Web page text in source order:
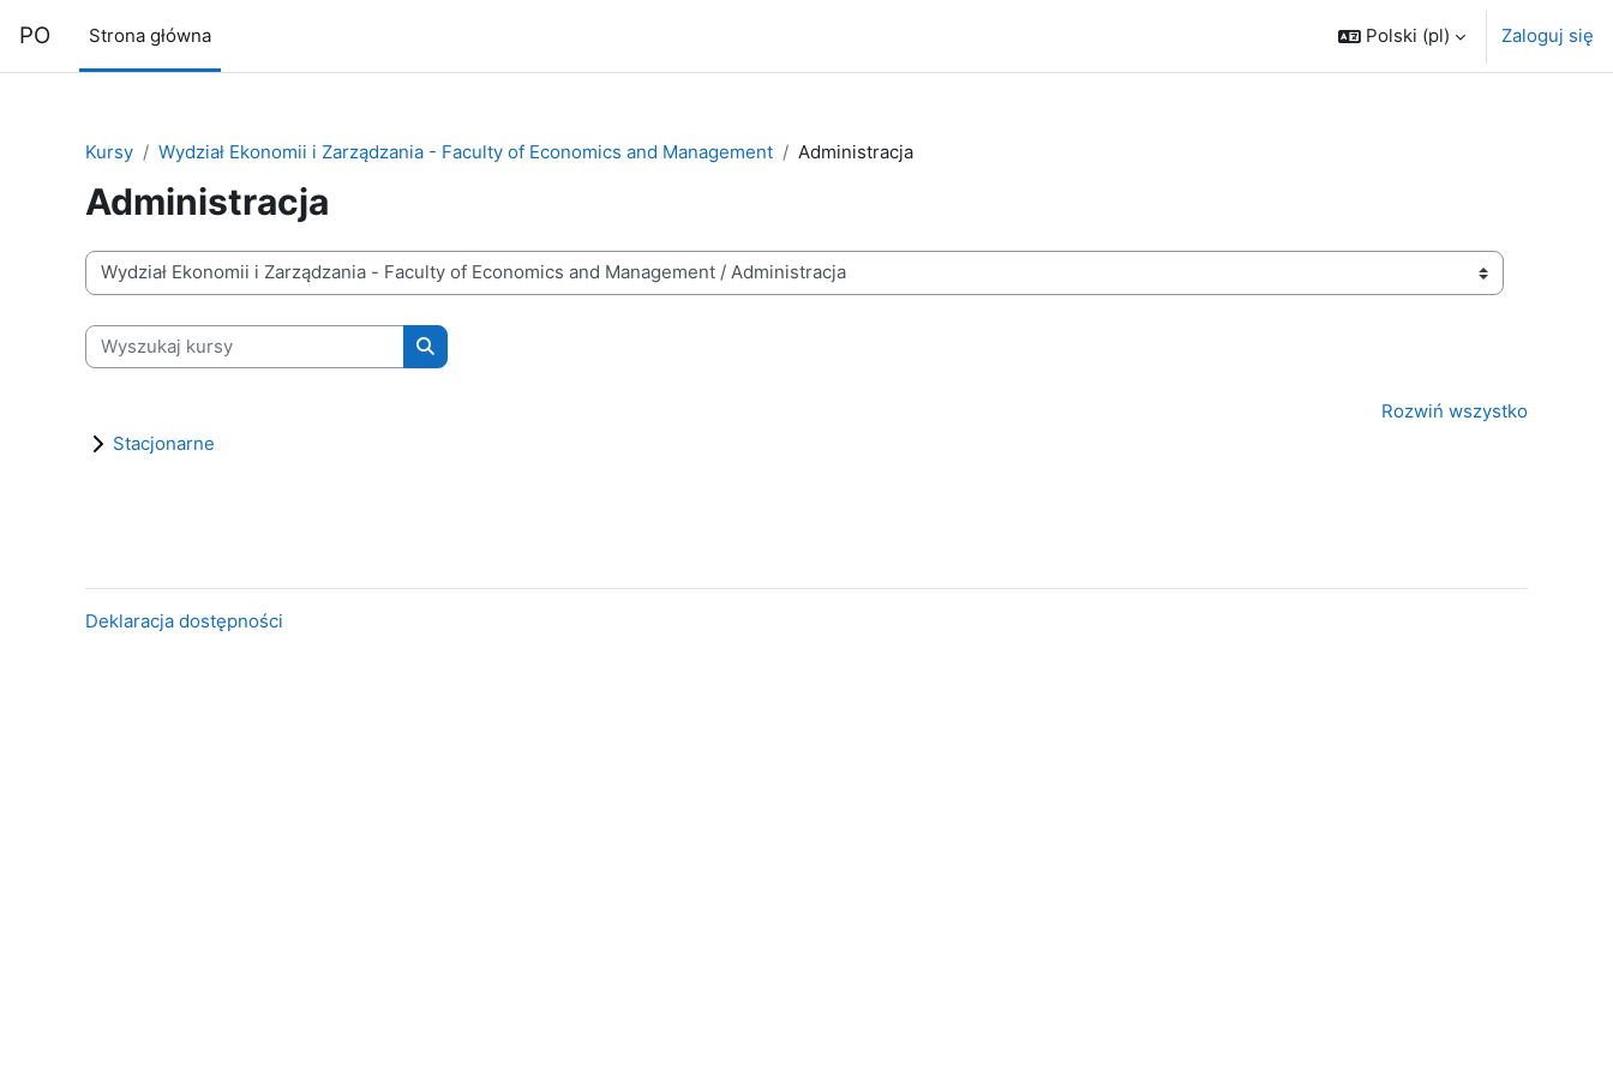
PO Strona główna Polski ‎(pl)‎ Zaloguj się
Kursy Wydział Ekonomii i Zarządzania - Faculty of Economics and Management Administracja
Administracja
Kategorie kursów
Wyszukaj kursy
Wyszukaj kursy
Rozwiń wszystko
Stacjonarne
Deklaracja dostępności